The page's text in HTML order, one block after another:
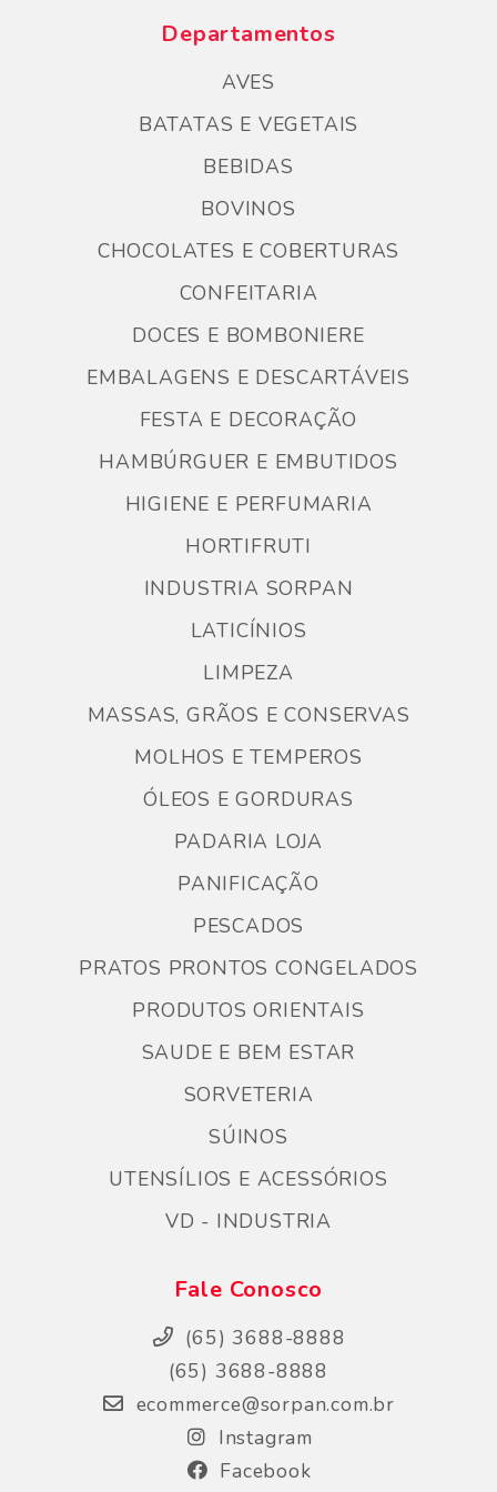
Departamentos
AVES
BATATAS E VEGETAIS
BEBIDAS
BOVINOS
CHOCOLATES E COBERTURAS
CONFEITARIA
DOCES E BOMBONIERE
EMBALAGENS E DESCARTÁVEIS
FESTA E DECORAÇÃO
HAMBÚRGUER E EMBUTIDOS
HIGIENE E PERFUMARIA
HORTIFRUTI
INDUSTRIA SORPAN
LATICÍNIOS
LIMPEZA
MASSAS, GRÃOS E CONSERVAS
MOLHOS E TEMPEROS
ÓLEOS E GORDURAS
PADARIA LOJA
PANIFICAÇÃO
PESCADOS
PRATOS PRONTOS CONGELADOS
PRODUTOS ORIENTAIS
SAUDE E BEM ESTAR
SORVETERIA
SÚINOS
UTENSÍLIOS E ACESSÓRIOS
VD - INDUSTRIA
Fale Conosco
(65) 3688-8888
(65) 3688-8888
ecommerce@sorpan.com.br
Instagram
Facebook